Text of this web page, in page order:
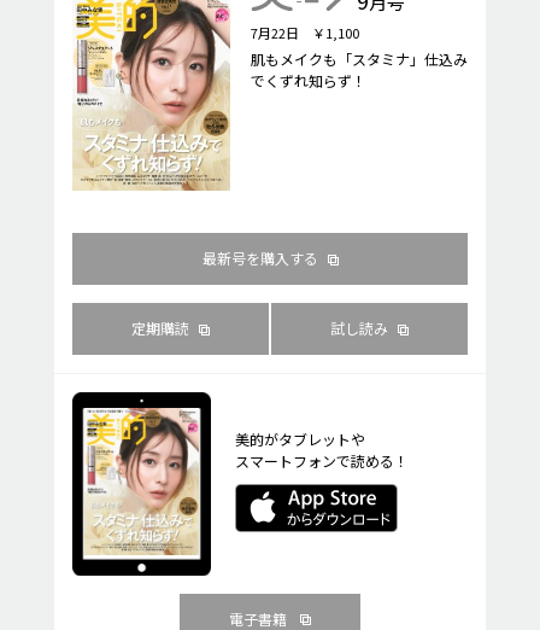
7月22日 ￥1,100
肌もメイクも「スタミナ」仕込み
でくずれ知らず！
最新号を購入する
定期購読 試し読み
美的がタブレットや
スマートフォンで読める！
電子書籍